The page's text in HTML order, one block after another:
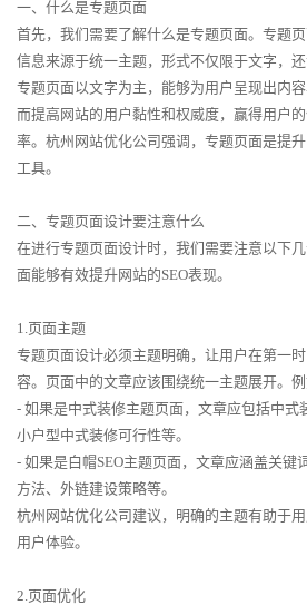
一、什么是专题页面
首先，我们需要了解什么是专题页面。专题
信息来源于统一主题，形式不仅限于文字，
专题页面以文字为主，能够为用户呈现出内
而提高网站的用户黏性和权威度，赢得用户
率。杭州网站优化公司强调，专题页面是提
工具。
二、专题页面设计要注意什么
在进行专题页面设计时，我们需要注意以下
面能够有效提升网站的SEO表现。
1.页面主题
专题页面设计必须主题明确，让用户在第一
容。页面中的文章应该围绕统一主题展开。例
- 如果是中式装修主题页面，文章应包括中式
小户型中式装修可行性等。
- 如果是白帽SEO主题页面，文章应涵盖关键
方法、外链建设策略等。
杭州网站优化公司建议，明确的主题有助于
用户体验。
2.页面优化